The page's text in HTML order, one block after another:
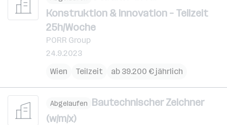
Konstruktion & Innovation – Teilzeit
25h/Woche
PORR Group
24.9.2023
Wien
Teilzeit ab 39.200 € jährlich
Abgelaufen Bautechnischer Zeichner
(w/m/x)